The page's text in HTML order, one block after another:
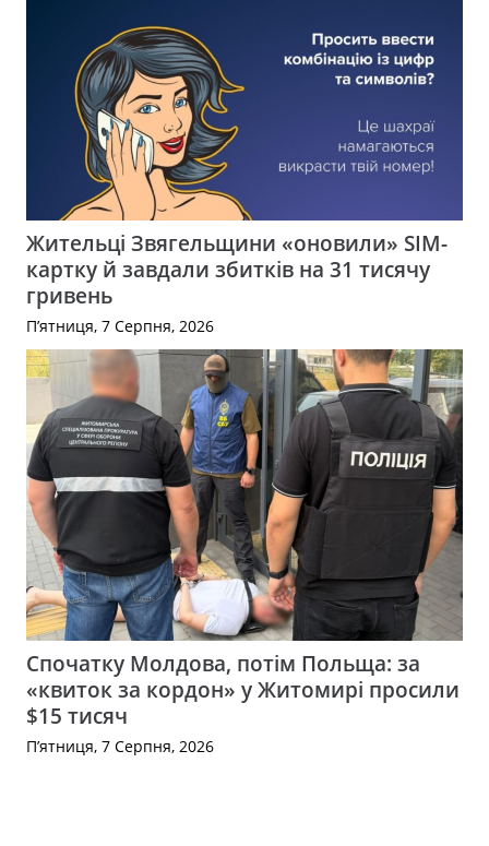
Жительці Звягельщини «оновили» SIM-
картку й завдали збитків на 31 тисячу
гривень
П’ятниця, 7 Серпня, 2026
Спочатку Молдова, потім Польща: за
«квиток за кордон» у Житомирі просили
$15 тисяч
П’ятниця, 7 Серпня, 2026